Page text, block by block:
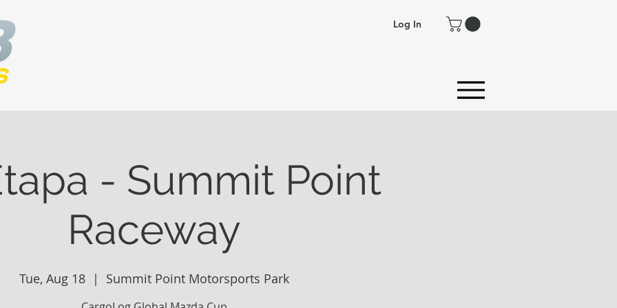
Log In
- Summit Point
Raceway
Tue, Aug 18
  |
Summit Point Motorsports Park